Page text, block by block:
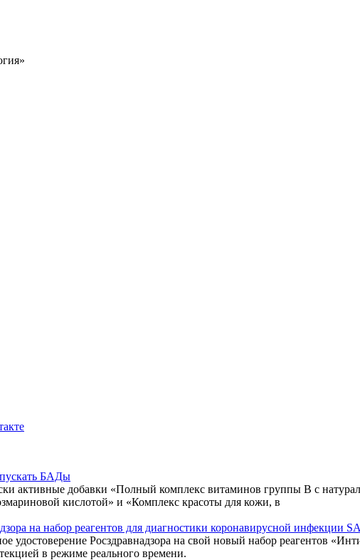
БАДы
активные добавки «Полный комплекс витаминов группы В с
кислотой» и «Комплекс красоты для кожи, в
на набор реагентов для диагностики коронавирусной инфекции
удостоверение Росздравнадзора на свой новый набор реагентов
в режиме реального времени.